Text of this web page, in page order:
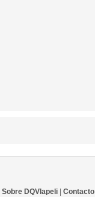
Sobre DQVlapeli Contacto